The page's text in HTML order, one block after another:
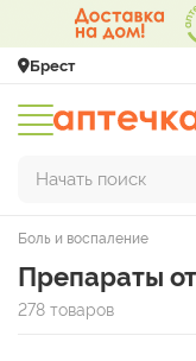
Брест
Начать поиск
Боль и воспаление
Препараты
278 товаров